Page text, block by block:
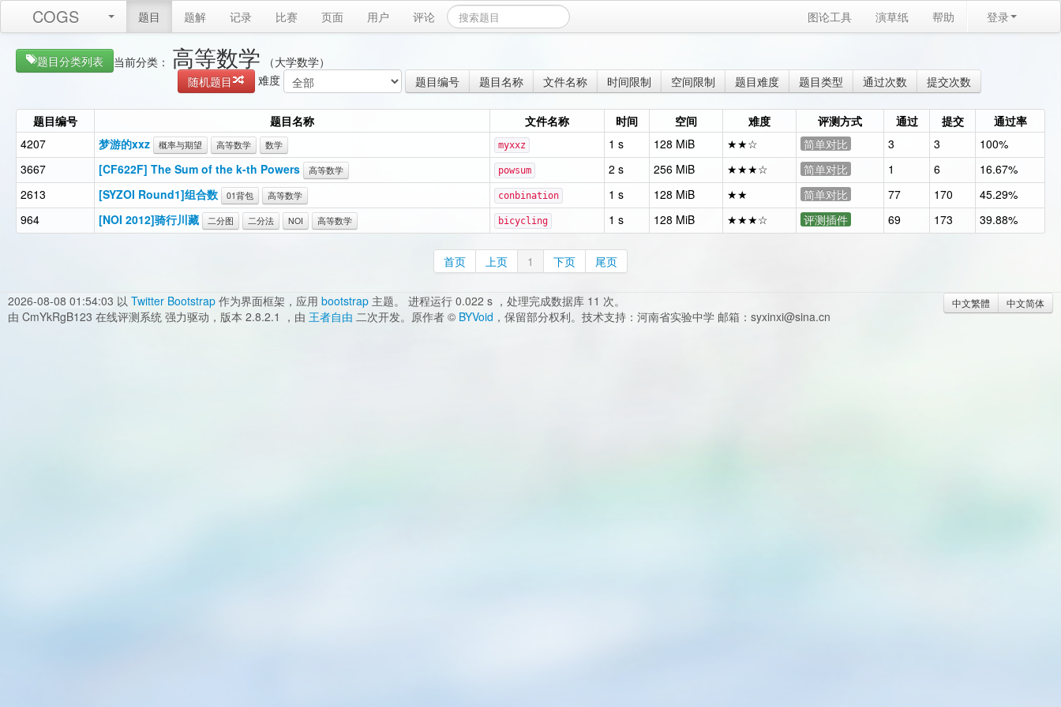
COGS 题目 题解 记录 比赛 页面 用户 评论 图论工具 演草纸 帮助 登录
题目分类列表 当前分类： 高等数学 （大学数学）
随机题目
难度 题目编号 题目名称 文件名称 时间限制 空间限制 题目难度 题目类型 通过次数 提交次数
题目编号 题目名称 文件名称 时间 空间 难度 评测方式 通过 提交
通过率
4207
梦游的xxz 概率与期望 高等数学 数学 myxxz 1 s 128 MiB ★★☆ 简单对比 3 3
100%
3667
[CF622F] The Sum of the k-th Powers 高等数学 powsum 2 s 256 MiB ★★★☆ 简单对比 1 6
16.67%
2613
[SYZOI Round1]组合数 01背包 高等数学 conbination 1 s 128 MiB ★★ 简单对比 77 170
45.29%
964
[NOI 2012]骑行川藏 二分图 二分法 NOI 高等数学 bicycling 1 s 128 MiB ★★★☆ 评测插件 69 173 39.88%
首页 上页 1 下页 尾页
中文繁體 中文简体
2026-08-08 01:54:03 以 Twitter Bootstrap 作为界面框架，应用 bootstrap 主题。 进程运行 0.022 s ，处理完成数据库 11 次。
由 CmYkRgB123 在线评测系统 强力驱动，版本 2.8.2.1 ，由 王者自由 二次开发。原作者 © BYVoid ，保留部分权利。技术支持：河南省实验中学 邮箱：syxinxi@sina.cn